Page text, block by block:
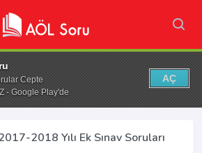
Cepte
- Google Play'de
AÇ
2018 Yılı Ek Sınav Soruları